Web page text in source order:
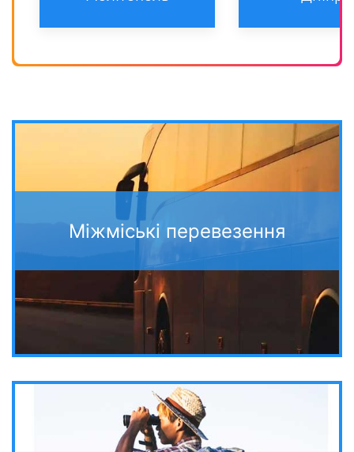
Міжміські перевезення